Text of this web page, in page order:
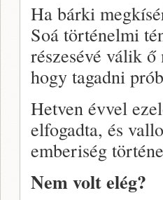
Ha bárki
Soá történelmi
részesévé válik
hogy tagadni
Hetven évvel
elfogadta, és
emberiség
Nem volt elég?